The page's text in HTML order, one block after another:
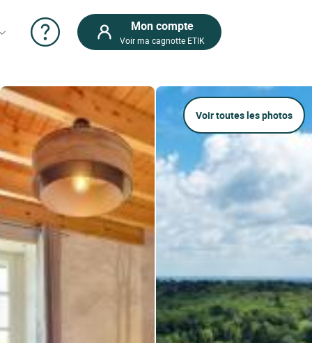
Mon compte
Voir ma cagnotte ETIK
Voir toutes les photos